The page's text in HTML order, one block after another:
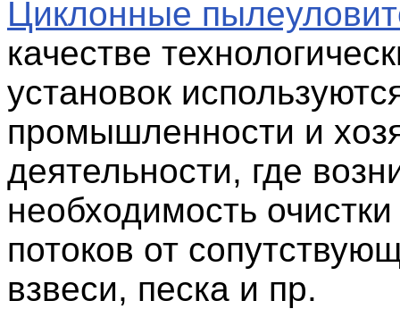
Циклонные
качестве
установок
промышленности и
деятельности, где
необходимость
потоков от
взвеси, песка и пр.